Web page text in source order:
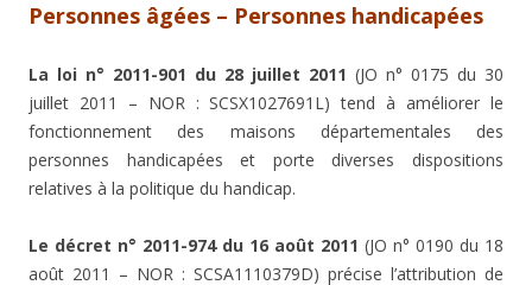
Personnes âgées – Personnes handicapées
La loi n° 2011-901 du 28 juillet 2011 (JO n° 0175 du 30
juillet 2011 – NOR : SCSX1027691L) tend à améliorer le
fonctionnement des maisons départementales des
personnes handicapées et porte diverses dispositions
relatives à la politique du handicap.
Le décret n° 2011-974 du 16 août 2011 (JO n° 0190 du 18
août 2011 – NOR : SCSA1110379D) précise l’attribution de